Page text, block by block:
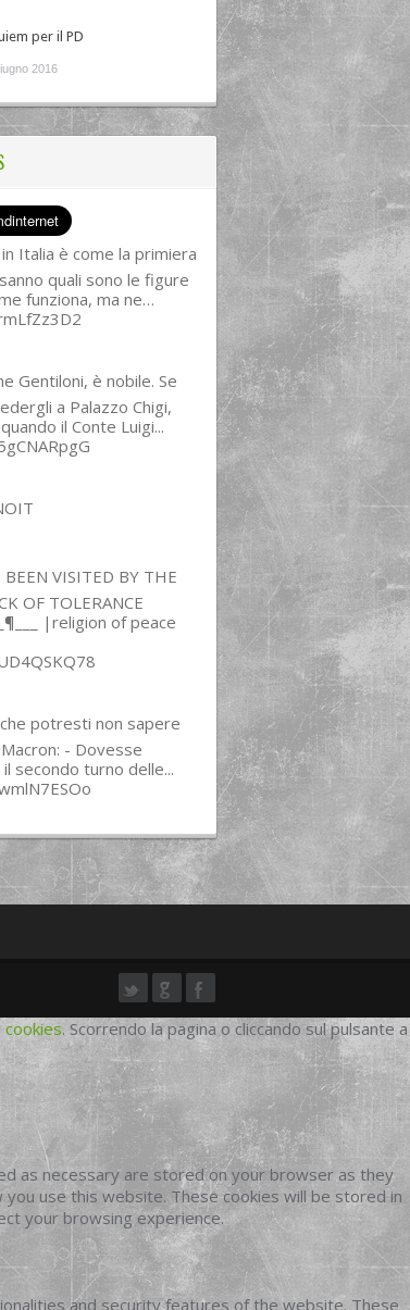
per il PD
2016
Italia è come la primiera
quali sono le figure
funziona, ma ne…
Gentiloni, è nobile. Se
a Palazzo Chigi,
il Conte Luigi...
BEEN VISITED BY THE
OF TOLERANCE
|religion of peace
potresti non sapere
- Dovesse
secondo turno delle...
. Scorrendo la pagina o cliccando sul pulsante a
as necessary are stored on your browser as they
use this website. These cookies will be stored in
your browsing experience.
and security features of the website. These